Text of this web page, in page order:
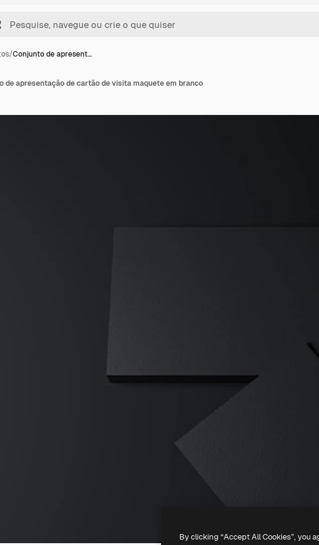
/Conjunto de apresent…
de apresentação de cartão de visita maquete em branco
By clicking “Accept All Cookies”, you